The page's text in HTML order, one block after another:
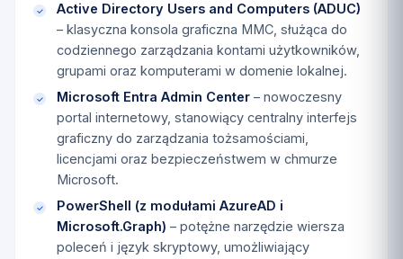
Active Directory Users and Computers (ADUC)
– klasyczna konsola graficzna MMC, służąca do
codziennego zarządzania kontami użytkowników,
grupami oraz komputerami w domenie lokalnej.
Microsoft Entra Admin Center – nowoczesny
portal internetowy, stanowiący centralny interfejs
graficzny do zarządzania tożsamościami,
licencjami oraz bezpieczeństwem w chmurze
Microsoft.
PowerShell (z modułami AzureAD i
Microsoft.Graph) – potężne narzędzie wiersza
poleceń i język skryptowy, umożliwiający